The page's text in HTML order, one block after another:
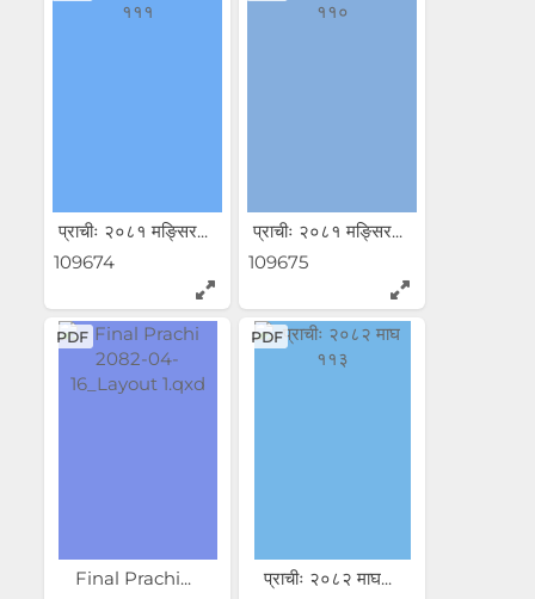
प्राचीः २०८१ मङ्सिर...
109674
प्राचीः २०८१ मङ्सिर...
109675
PDF
Final Prachi...
PDF
प्राचीः २०८२ माघ...